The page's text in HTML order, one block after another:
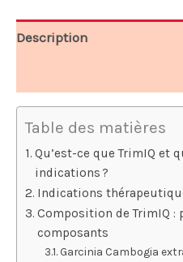
Description
Table des matières
Qu’est-ce que TrimIQ et
indications ?
Indications
Composition de TrimIQ
composants
Garcinia Cambogia